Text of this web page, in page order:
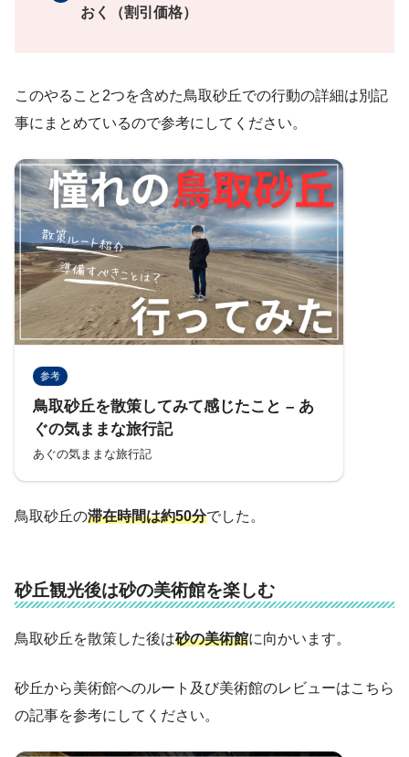
おく（割引価格）
このやること2つを含めた鳥取砂丘での行動の詳細は別記
事にまとめているので参考にしてください。
参考
鳥取砂丘を散策してみて感じたこと – あ
ぐの気ままな旅行記
あぐの気ままな旅行記
鳥取砂丘の滞在時間は約50分でした。
砂丘観光後は砂の美術館を楽しむ
鳥取砂丘を散策した後は砂の美術館に向かいます。
砂丘から美術館へのルート及び美術館のレビューはこちら
の記事を参考にしてください。